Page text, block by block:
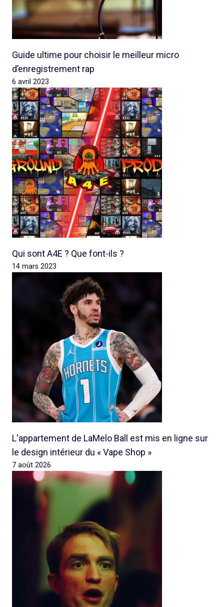
Guide ultime pour choisir le meilleur micro
d’enregistrement rap
6 avril 2023
Qui sont A4E ? Que font-ils ?
14 mars 2023
L'appartement de LaMelo Ball est mis en ligne sur
le design intérieur du « Vape Shop »
7 août 2026